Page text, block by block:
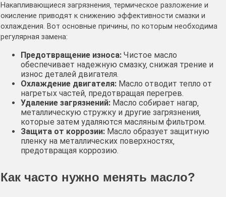
Накапливающиеся загрязнения‚ термическое разложение и
окисление приводят к снижению эффективности смазки и
охлаждения․ Вот основные причины‚ по которым необходима
регулярная замена:
Предотвращение износа: Чистое масло
обеспечивает надежную смазку‚ снижая трение и
износ деталей двигателя․
Охлаждение двигателя: Масло отводит тепло от
нагретых частей‚ предотвращая перегрев․
Удаление загрязнений: Масло собирает нагар‚
металлическую стружку и другие загрязнения‚
которые затем удаляются масляным фильтром․
Защита от коррозии: Масло образует защитную
пленку на металлических поверхностях‚
предотвращая коррозию․
Как часто нужно менять масло?